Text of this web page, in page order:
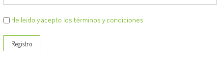
He leído y acepto los términos y condiciones